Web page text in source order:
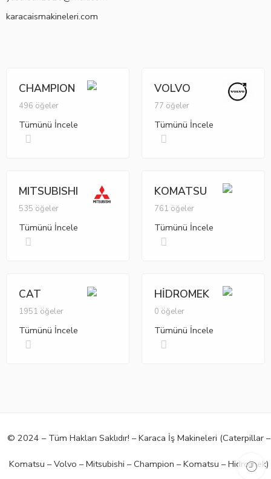
karacaismakineleri.com
CHAMPION
496 öğeler
Tümünü İncele
VOLVO
77 öğeler
Tümünü İncele
MITSUBISHI
535 öğeler
Tümünü İncele
KOMATSU
761 öğeler
Tümünü İncele
CAT
1951 öğeler
Tümünü İncele
HİDROMEK
0 öğeler
Tümünü İncele
© 2024 – Tüm Hakları Saklıdır! – Karaca İş Makineleri (Caterpillar –
Komatsu – Volvo – Mitsubishi – Champion – Komatsu – Hidromek)